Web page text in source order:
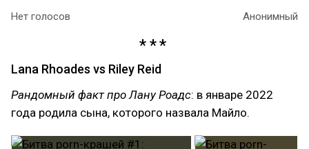
Нет голосов Анонимный
Lana Rhoades vs Riley Reid
Рандомный факт про Лану Роадс: в январе 2022
года родила сына, которого назвала Майло.